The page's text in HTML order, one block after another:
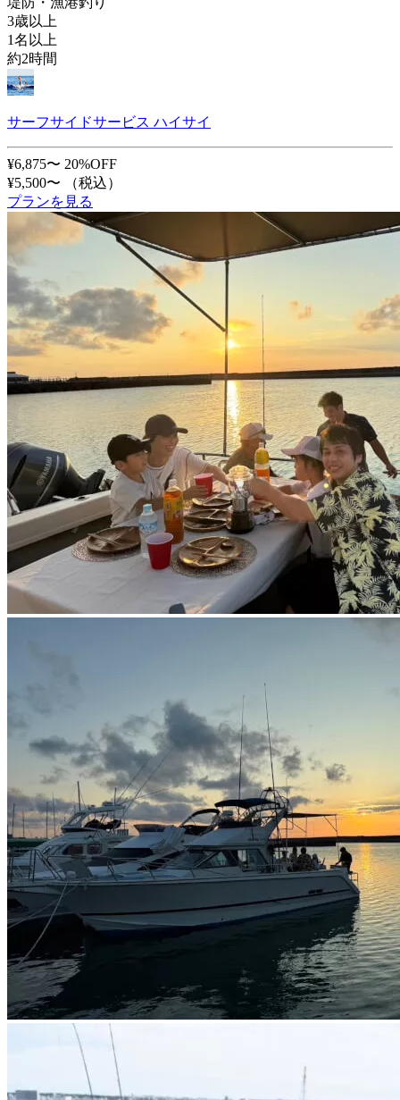
3歳以上
1名以上
約2時間
サーフサイドサービス ハイサイ
¥6,875〜 20%OFF
¥5,500〜
（税込）
プランを見る